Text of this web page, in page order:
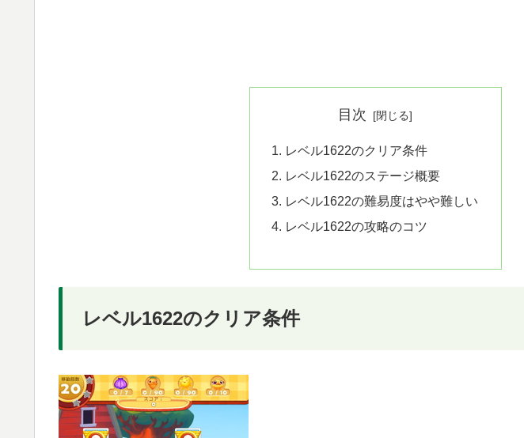
目次
レベル1622のクリア条件
レベル1622のステージ概要
レベル1622の難易度はやや難しい
レベル1622の攻略のコツ
レベル1622のクリア条件